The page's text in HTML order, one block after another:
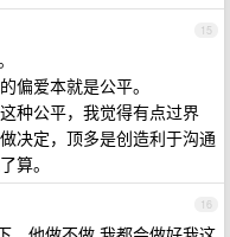
15
偏爱本就是公平。
种公平，我觉得有点过界
决定，顶多是创造利于沟通
算。
16